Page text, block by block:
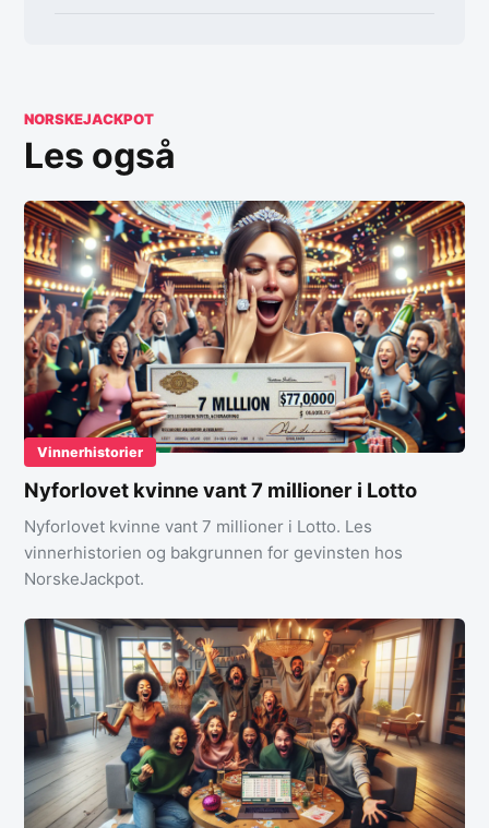
NORSKEJACKPOT
Les også
Vinnerhistorier
Nyforlovet kvinne vant 7 millioner i Lotto
Nyforlovet kvinne vant 7 millioner i Lotto. Les
vinnerhistorien og bakgrunnen for gevinsten hos
NorskeJackpot.